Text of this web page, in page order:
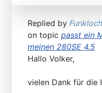
Replied by Funkloch
on topic passt ein
meinen 280SE 4.5
Hallo Volker,
vielen Dank für die